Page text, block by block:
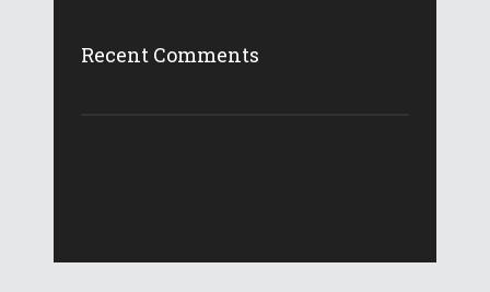
Recent Comments